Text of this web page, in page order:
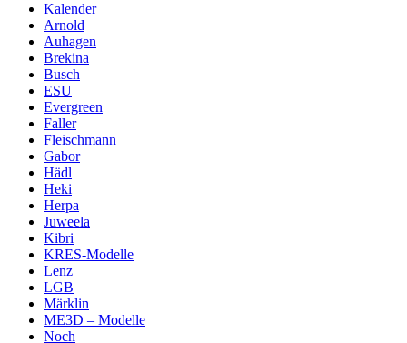
Kalender
Arnold
Auhagen
Brekina
Busch
ESU
Evergreen
Faller
Fleischmann
Gabor
Hädl
Heki
Herpa
Juweela
Kibri
KRES-Modelle
Lenz
LGB
Märklin
ME3D – Modelle
Noch